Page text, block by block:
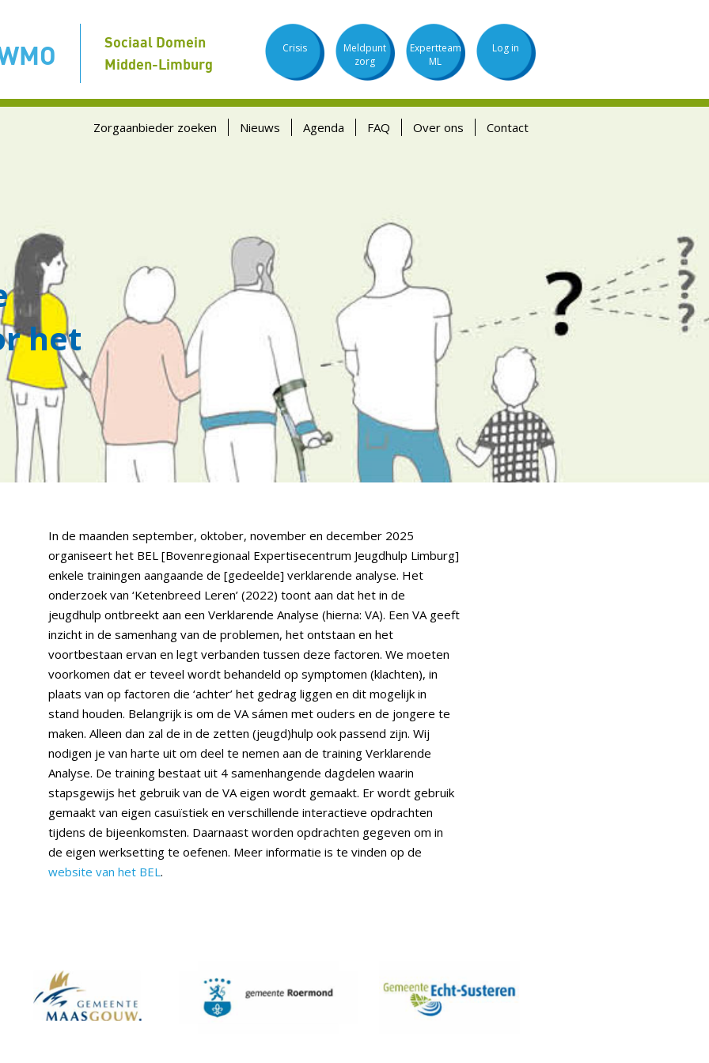
Sociaal Domein
Midden-Limburg
Crisis
Meldpunt
zorg
Expertteam
ML
Log in
Zorgaanbieder zoeken Nieuws Agenda FAQ Over ons Contact
het
In de maanden september, oktober, november en december 2025
organiseert het BEL [Bovenregionaal Expertisecentrum Jeugdhulp Limburg]
enkele trainingen aangaande de [gedeelde] verklarende analyse. Het
onderzoek van ‘Ketenbreed Leren’ (2022) toont aan dat het in de
jeugdhulp ontbreekt aan een Verklarende Analyse (hierna: VA). Een VA geeft
inzicht in de samenhang van de problemen, het ontstaan en het
voortbestaan ervan en legt verbanden tussen deze factoren. We moeten
voorkomen dat er teveel wordt behandeld op symptomen (klachten), in
plaats van op factoren die ‘achter’ het gedrag liggen en dit mogelijk in
stand houden. Belangrijk is om de VA sámen met ouders en de jongere te
maken. Alleen dan zal de in de zetten (jeugd)hulp ook passend zijn. Wij
nodigen je van harte uit om deel te nemen aan de training Verklarende
Analyse. De training bestaat uit 4 samenhangende dagdelen waarin
stapsgewijs het gebruik van de VA eigen wordt gemaakt. Er wordt gebruik
gemaakt van eigen casuïstiek en verschillende interactieve opdrachten
tijdens de bijeenkomsten. Daarnaast worden opdrachten gegeven om in
de eigen werksetting te oefenen. Meer informatie is te vinden op de
website van het BEL.